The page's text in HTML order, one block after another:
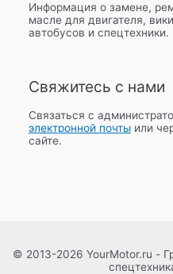
Информация о замене,
масле для двигателя,
автобусов и спецтехники.
Свяжитесь с нами
Связаться с
электронной почтыили
сайте.
© 2013-2026 YourMotor.ru -